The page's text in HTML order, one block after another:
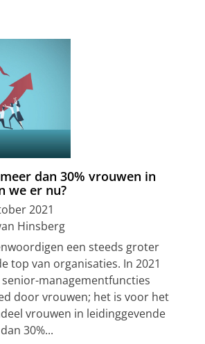
dan 30% vrouwen in
we er nu?
2021
Hinsberg
een steeds groter
top van organisaties. In 2021
senior-managementfuncties
door vrouwen; het is voor het
vrouwen in leidinggevende
30%...